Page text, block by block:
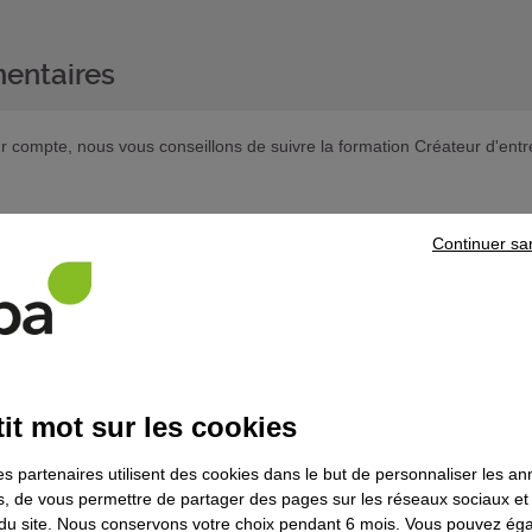
compte, nous vous conseillons de suivre la formation Créateur
poursuivre votre parcours de formation, prenez
le domaine
- Contrat en alternance
mot sur les cookies
partenaires utilisent des cookies dans le but de personnaliser les
de vous permettre de partager des pages sur les réseaux sociaux
site. Nous conservons votre choix pendant 6 mois. Vous pouvez
Continuer